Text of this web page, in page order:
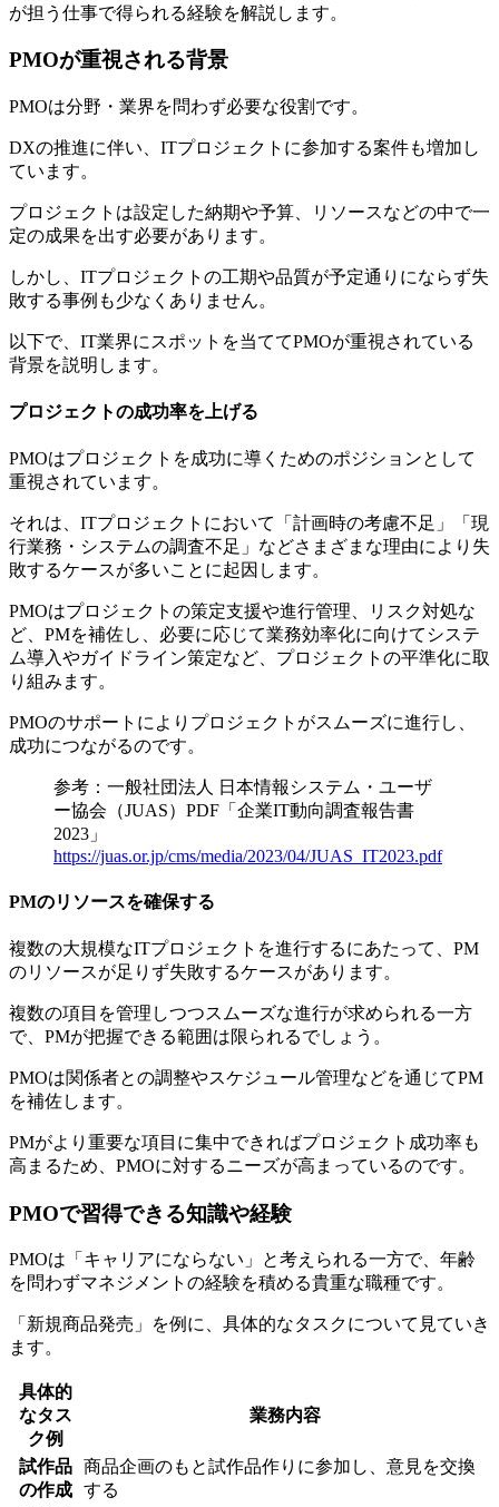
が担う仕事で得られる経験を解説します。
PMOが重視される背景
PMOは分野・業界を問わず必要な役割です。
DXの推進に伴い、ITプロジェクトに参加する案件も増加し
ています。
プロジェクトは設定した納期や予算、リソースなどの中で一
定の成果を出す必要があります。
しかし、 ITプロジェクトの工期や品質が予定通りにならず失
敗する事例も少なくありません。
以下で、IT業界にスポットを当ててPMOが重視されている
背景を説明します。
プロジェクトの成功率を上げる
PMOはプロジェクトを成功に導くためのポジションとして
重視されています。
それは、ITプロジェクトにおいて
「計画時の考慮不足」「現
行業務・システムの調査不足」 などさまざまな理由により失
敗するケースが多いことに起因します。
PMOはプロジェクトの策定支援や進行管理、リスク対処な
ど、PMを補佐し、必要に応じて業務効率化に向けてシステ
ム導入やガイドライン策定など、 プロジェクトの平準化に取
り組みます。
PMOのサポートによりプロジェクトがスムーズに進行し、
成功につながるのです。
参考：一般社団法人 日本情報システム・ユーザ
ー協会（JUAS）PDF「企業IT動向調査報告書
2023」
https://juas.or.jp/cms/media/2023/04/JUAS_IT2023.pdf
PMのリソースを確保する
複数の大規模なITプロジェクトを進行するにあたって、PM
のリソースが足りず失敗するケースがあります。
複数の項目を管理しつつスムーズな進行が求められる一方
で、PMが把握できる範囲は限られるでしょう。
PMOは関係者との調整やスケジュール管理などを通じてPM
を補佐します。
PMがより重要な項目に集中できればプロジェクト成功率も
高まるため、PMOに対するニーズが高まっているのです。
PMOで習得できる知識や経験
PMOは「キャリアにならない」と考えられる一方で、年齢
を問わずマネジメントの経験を積める貴重な職種です。
「新規商品発売」を例に、具体的なタスクについて見ていき
ます。
具体的
なタス
ク例
業務内容
試作品
の作成
商品企画のもと試作品作りに参加し、意見を交換
する